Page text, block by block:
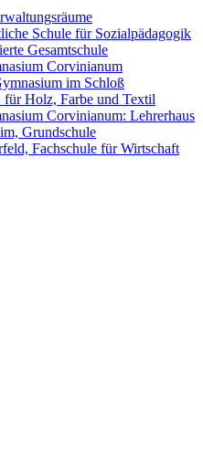
Schule für Sozialpädagogik
Gesamtschule
Corvinianum
im Schloß
Holz, Farbe und Textil
Corvinianum: Lehrerhaus
Grundschule
Fachschule für Wirtschaft